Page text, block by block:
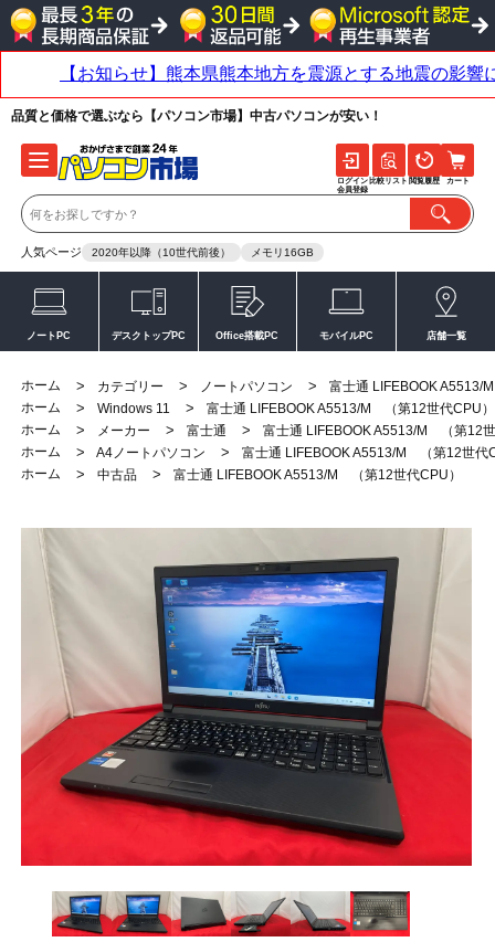
品質と価格で選ぶなら【パソコン市場】中古パソコンが安い！
人気ページ 2020年以降（10世代前後） メモリ16GB
ログイン
会員登録
比較リスト 閲覧履歴 カート
ノートPC デスクトップPC Office搭載PC モバイルPC 店舗一覧
ホーム > カテゴリー > ノートパソコン >
富士通 LIFEBOOK
ホーム
> Windows 11 >
富士通 LIFEBOOK A5513/M （第12世代CPU）
ホーム
> メーカー > 富士通 >
富士通 LIFEBOOK A5513/M （第12
ホーム
> A4ノートパソコン >
富士通 LIFEBOOK A5513/M （第12世代
ホーム
> 中古品 > 富士通 LIFEBOOK A5513/M （第12世代CPU）